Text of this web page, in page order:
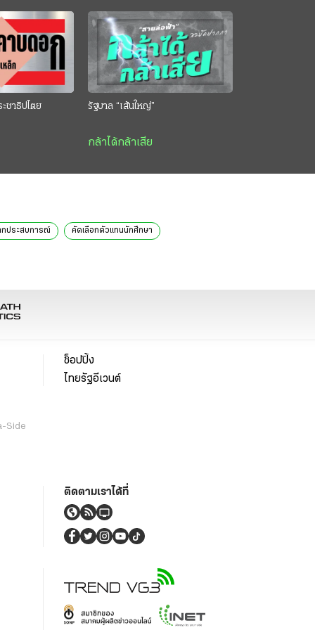
ชาธิปไตย รัฐบาล “เส้นใหญ่”
กล้าได้กล้าเสีย
กประสบการณ์ คัดเลือกตัวแทนนักศึกษา
Side
ช็อปปิ้ง
ไทยรัฐอีเวนต์
ติดตามเราได้ที่